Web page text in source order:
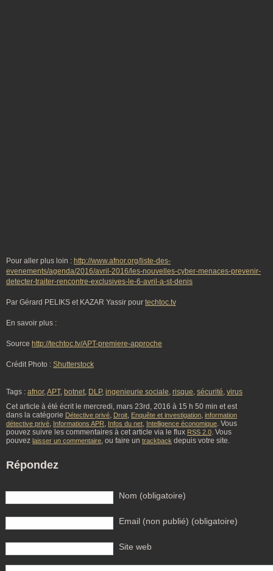
Pour aller plus loin : http://www.afnor.org/liste-des-
evenements/agenda/2016/avril-2016/les-nouvelles-cyber-menaces-prevenir-
detecter-traiter-rencontre-exclusives-le-6-avril-a-st-denis
Par Gérard PELIKS et KAZAR Yassir pour techtoc.tv
En savoir plus :
Source http://techtoc.tv/APT-premiere-approche
Crédit Photo : Shutterstock
Tags : afnor,APT, botnet, DLP, ingenieurie sociale, risque, sécurité, virus
Cet article à été écrit le mercredi, mars 23rd, 2016 à 15 h 50 min et est
dans la catégorie Détective privé, Droit, Enquête et investigation, information
détective privé, Informations APR, Infos du net, Intelligence économique. Vous
pouvez suivre les commentaires à cet article via le flux RSS 2.0. Vous
pouvez laisser un commentaire, ou faire un trackback depuis votre site.
Répondez
Nom (obligatoire)
Email (non publié) (obligatoire)
Site web